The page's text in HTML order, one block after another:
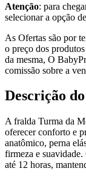
Atenção: para
selecionar a opção de
As Ofertas são por
o preço dos
da mesma, O
comissão sobre a
Descrição
A fralda Turma da
oferecer conforto e
anatômico, perna
firmeza e
até 12 horas,